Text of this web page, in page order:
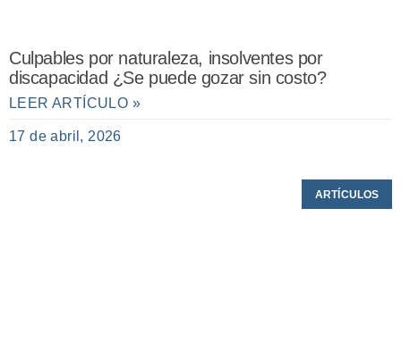
Culpables por naturaleza, insolventes por
discapacidad ¿Se puede gozar sin costo?
LEER ARTÍCULO »
17 de abril, 2026
ARTÍCULOS